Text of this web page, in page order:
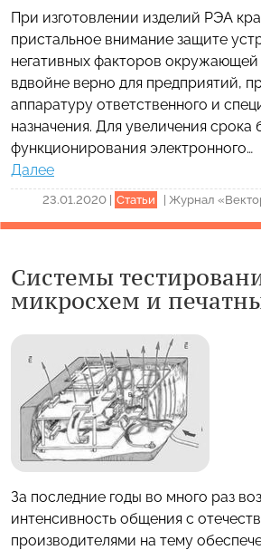
При изготовлении изделий РЭА
пристальное внимание защите
негативных факторов
вдвойне верно для предприятий,
аппаратуру ответственного и
назначения. Для увеличения срока
функционирования электронного…
Далее
23.01.2020 Статьи Журнал
Системы
микросхем и
За последние годы во много раз
интенсивность общения с
производителями на тему